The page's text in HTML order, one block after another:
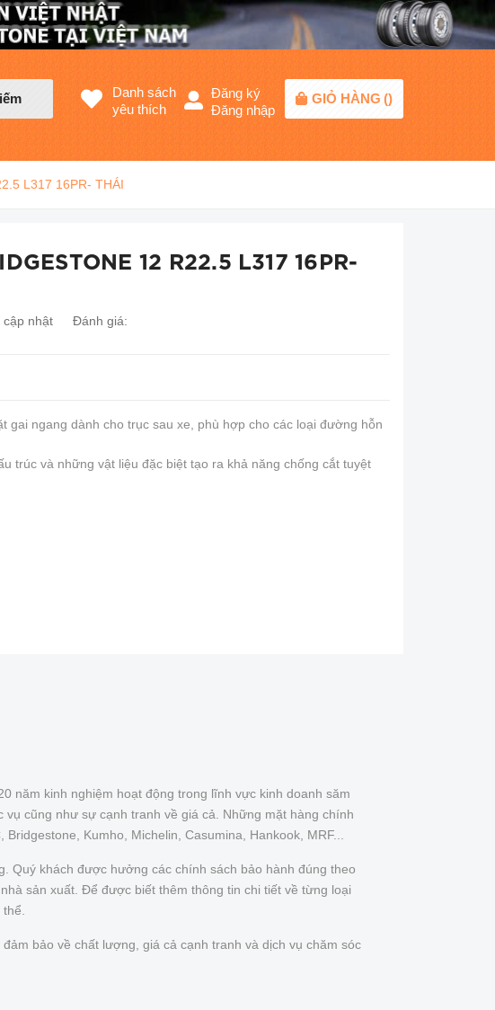
Danh sách
yêu thích
Đăng ký
Đăng nhập
GIỎ HÀNG ()
L317 16PR- THÁI
12 R22.5 L317 16PR-
nhật Đánh giá:
gai ngang dành cho trục sau xe, phù hợp cho các loại đường hỗn
trúc và những vật liệu đặc biệt tạo ra khả năng chống cắt tuyệt
năm kinh nghiệm hoạt động trong lĩnh vực kinh doanh săm
cũng như sự cạnh tranh về giá cả. Những mặt hàng chính
Kumho, Michelin, Casumina, Hankook, MRF...
Quý khách được hưởng các chính sách bảo hành đúng theo
sản xuất. Để được biết thêm thông tin chi tiết về từng loại
bảo về chất lượng, giá cả cạnh tranh và dịch vụ chăm sóc